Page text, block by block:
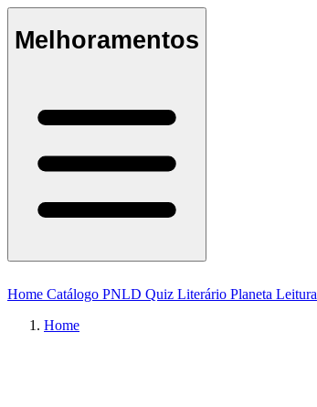
Melhoramentos
Home Catálogo PNLD Quiz Literário Planeta Leitura
Home